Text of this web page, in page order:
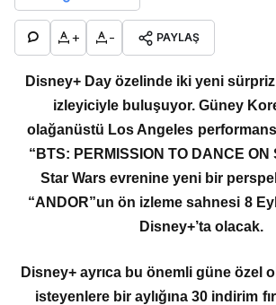
+ - PAYLAŞ
Disney+ Day özelinde iki yeni
izleyiciyle buluşuyor. Güney
olağanüstü Los Angeles
“BTS: PERMISSION TO DANCE ON
Star Wars evrenine yeni bir
“ANDOR”un ön izleme sahnesi 8
Disney+’ta olacak.
Disney+ ayrıca bu önemli güne özel
isteyenlere bir aylığına 30 indirim